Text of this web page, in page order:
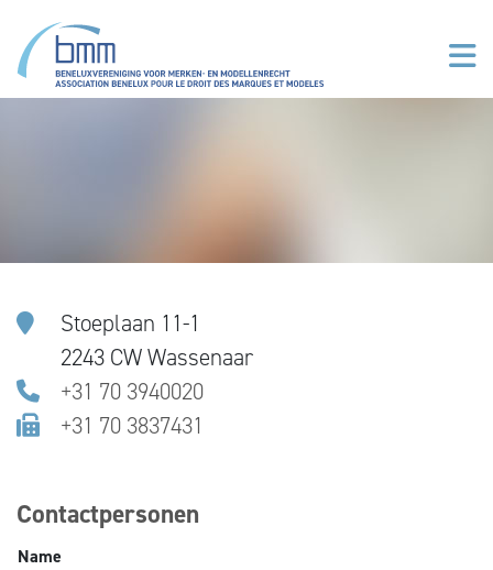
Stoeplaan 11-1
2243 CW Wassenaar
+31 70 3940020
+31 70 3837431
Contactpersonen
Name